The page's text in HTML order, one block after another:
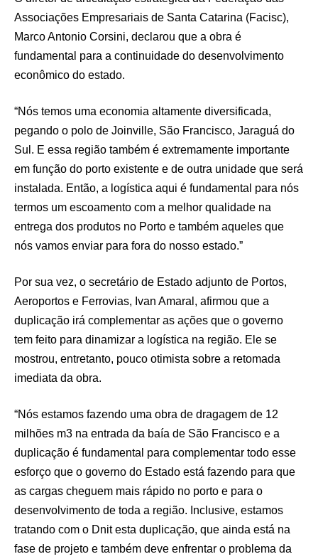
Associações Empresariais de Santa Catarina (Facisc),
Marco Antonio Corsini, declarou que a obra é
fundamental para a continuidade do desenvolvimento
econômico do estado.
“Nós temos uma economia altamente diversificada,
pegando o polo de Joinville, São Francisco, Jaraguá do
Sul. E essa região também é extremamente importante
em função do porto existente e de outra unidade que será
instalada. Então, a logística aqui é fundamental para nós
termos um escoamento com a melhor qualidade na
entrega dos produtos no Porto e também aqueles que
nós vamos enviar para fora do nosso estado.”
Por sua vez, o secretário de Estado adjunto de Portos,
Aeroportos e Ferrovias, Ivan Amaral, afirmou que a
duplicação irá complementar as ações que o governo
tem feito para dinamizar a logística na região. Ele se
mostrou, entretanto, pouco otimista sobre a retomada
imediata da obra.
“Nós estamos fazendo uma obra de dragagem de 12
milhões m3 na entrada da baía de São Francisco e a
duplicação é fundamental para complementar todo esse
esforço que o governo do Estado está fazendo para que
as cargas cheguem mais rápido no porto e para o
desenvolvimento de toda a região. Inclusive, estamos
tratando com o Dnit esta duplicação, que ainda está na
fase de projeto e também deve enfrentar o problema da